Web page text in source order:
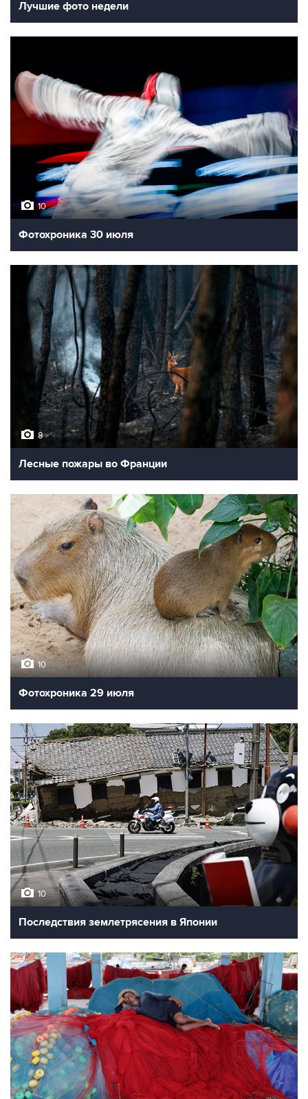
Лучшие фото недели
10
Фотохроника 30 июля
8
Лесные пожары во Франции
10
Фотохроника 29 июля
10
Последствия землетрясения в Японии